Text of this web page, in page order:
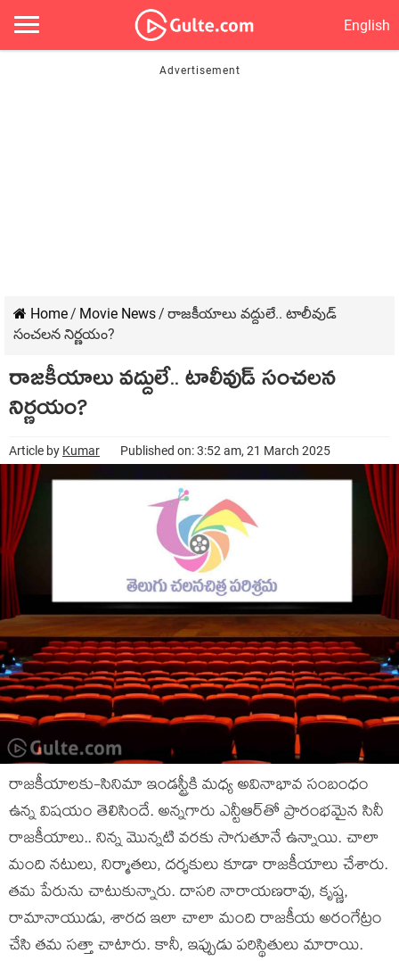
English
Home/ Movie News/ రాజ‌కీయాలు వ‌ద్దులే.. టాలీవుడ్
సంచ‌ల‌న నిర్ణ‌యం?
రాజ‌కీయాలు వ‌ద్దులే.. టాలీవుడ్ సంచ‌ల‌న
నిర్ణ‌యం?
Article by Kumar Published on: 3:52 am, 21 March 2025
రాజ‌కీయాల‌కు-సినిమా ఇండ‌స్ట్రీకి మ‌ధ్య అవినాభావ సంబంధం
ఉన్న విష‌యం తెలిసిందే. అన్న‌గారు ఎన్టీఆర్‌తో ప్రారంభ‌మైన సినీ
రాజ‌కీయాలు.. నిన్న మొన్న‌టి వ‌ర‌కు సాగుతూనే ఉన్నాయి. చాలా
మంది న‌టులు, నిర్మాత‌లు, ద‌ర్శ‌కులు కూడా రాజకీయాలు చేశారు.
త‌మ పేరును చాటుకున్నారు. దాస‌రి నారాయ‌ణ‌రావు, కృష్ణ‌,
రామానాయుడు, శార‌ద ఇలా చాలా మంది రాజ‌కీయ అరంగేట్రం
చేసి త‌మ స‌త్తా చాటారు. కానీ, ఇప్పుడు ప‌రిస్థితులు మారాయి.